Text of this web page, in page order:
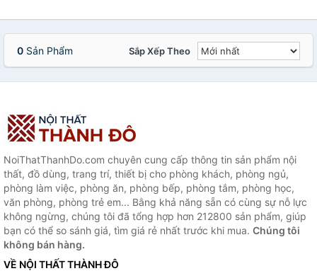
0 Sản Phẩm Sắp Xếp Theo
NoiThatThanhDo.com chuyên cung cấp thông tin sản phẩm nội
thất, đồ dùng, trang trí, thiết bị cho phòng khách, phòng ngủ,
phòng làm việc, phòng ăn, phòng bếp, phòng tắm, phòng học,
văn phòng, phòng trẻ em... Bằng khả năng sẵn có cùng sự nỗ lực
không ngừng, chúng tôi đã tổng hợp hơn 212800 sản phẩm, giúp
bạn có thể so sánh giá, tìm giá rẻ nhất trước khi mua. Chúng tôi
không bán hàng.
VỀ NỘI THẤT THÀNH ĐÔ